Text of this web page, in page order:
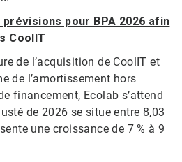
pour BPA 2026 afin
CoolIT
de l’acquisition de CoolIT et
de l’amortissement hors
financement, Ecolab s’attend
de 2026 se situe entre 8,03
une croissance de 7 % à 9